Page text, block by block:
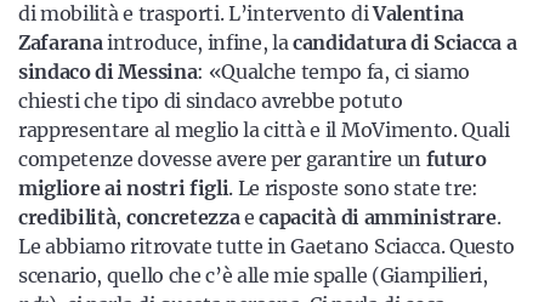
di mobilità e trasporti. L’intervento diValentina
Zafaranaintroduce, infine, lacandidatura di Sciacca a
sindaco di Messina: «Qualche tempo fa, ci siamo
chiesti che tipo di sindaco avrebbe potuto
rappresentare al meglio la città e il MoVimento. Quali
competenze dovesse avere per garantire un futuro
migliore ai nostri figli. Le risposte sono state tre:
credibilità, concretezzaecapacità di amministrare.
Le abbiamo ritrovate tutte in Gaetano Sciacca. Questo
scenario, quello che c’è alle mie spalle (Giampilieri,